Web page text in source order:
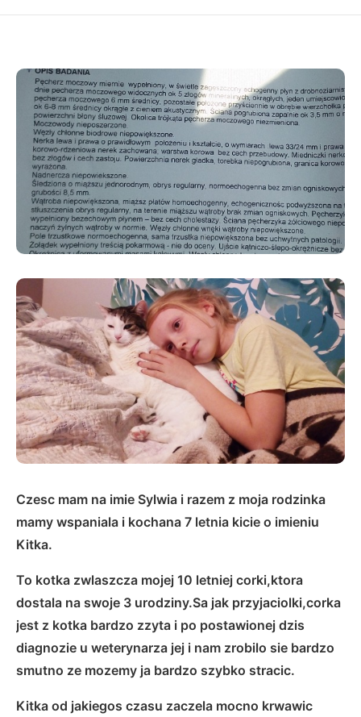
Czesc mam na imie Sylwia i razem z moja rodzinka
mamy wspaniala i kochana 7 letnia kicie o imieniu
Kitka.
To kotka zwlaszcza mojej 10 letniej corki,ktora
dostala na swoje 3 urodziny.Sa jak przyjaciolki,corka
jest z kotka bardzo zzyta i po postawionej dzis
diagnozie u weterynarza jej i nam zrobilo sie bardzo
smutno ze mozemy ja bardzo szybko stracic.
Kitka od jakiegos czasu zaczela mocno krwawic